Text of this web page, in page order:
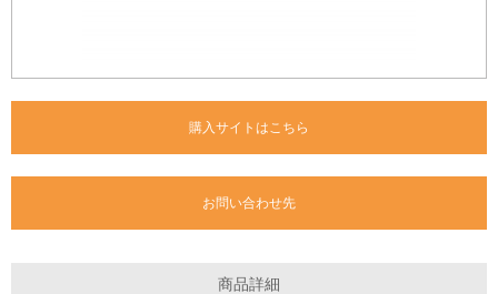
購入サイトはこちら
お問い合わせ先
商品詳細